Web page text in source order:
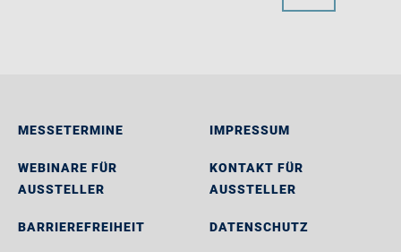
MESSETERMINE
WEBINARE FÜR
AUSSTELLER
BARRIEREFREIHEIT
IMPRESSUM
KONTAKT FÜR
AUSSTELLER
DATENSCHUTZ